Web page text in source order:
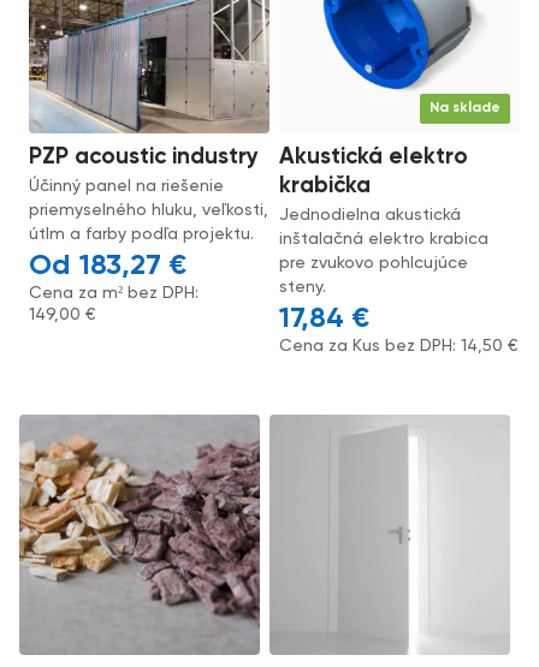
PZP acoustic industry
Účinný panel na riešenie
priemyselného hluku, veľkosti,
útlm a farby podľa projektu.
183,27 €
Cena za m² bez DPH:
149,00€
Na sklade
Akustická elektro
krabička
Jednodielna akustická
inštalačná elektro krabica
pre zvukovo pohlcujúce
steny.
17,84 €
Cena za Kus bez DPH:14,50€